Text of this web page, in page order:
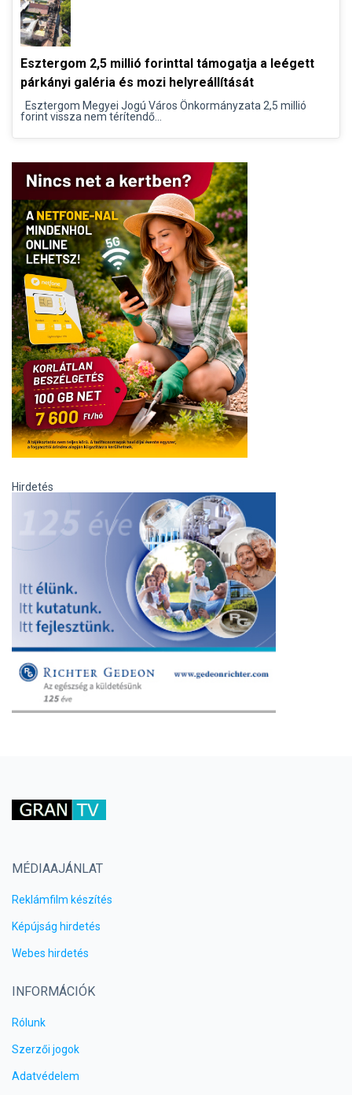
Esztergom 2,5 millió forinttal támogatja a leégett
párkányi galéria és mozi helyreállítását
Esztergom Megyei Jogú Város Önkormányzata 2,5 millió
forint vissza nem térítendő...
Hirdetés
MÉDIAAJÁNLAT
Reklámfilm készítés
Képújság hirdetés
Webes hirdetés
INFORMÁCIÓK
Rólunk
Szerzői jogok
Adatvédelem